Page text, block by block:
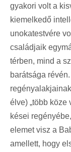
gyakori volt a
kiemelkedő
unokatestvére
családjaik
térben, mind a
barátsága
élve) „több köze
kései
elemet visz a
amellett, hogy